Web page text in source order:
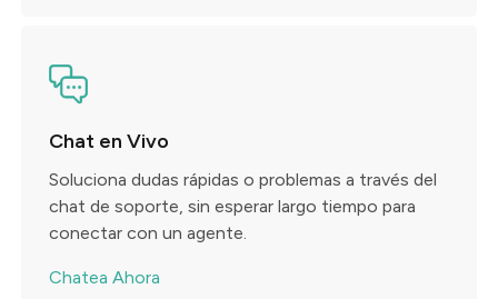
Chat en Vivo
Soluciona dudas rápidas o problemas a través del
chat de soporte, sin esperar largo tiempo para
conectar con un agente.
Chatea Ahora